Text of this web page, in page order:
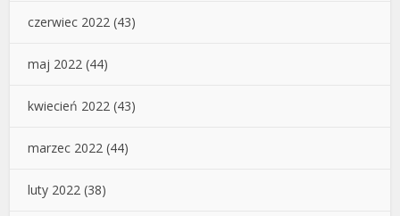
czerwiec 2022 (43)
maj 2022 (44)
kwiecień 2022 (43)
marzec 2022 (44)
luty 2022 (38)